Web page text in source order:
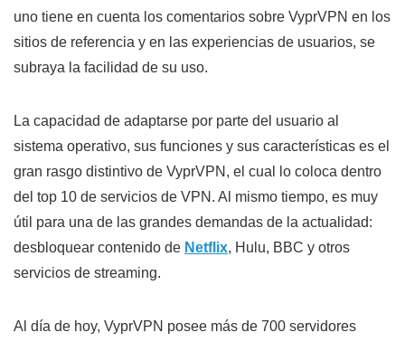
uno tiene en cuenta los comentarios sobre VyprVPN en los
sitios de referencia y en las experiencias de usuarios, se
subraya la facilidad de su uso.
La capacidad de adaptarse por parte del usuario al
sistema operativo, sus funciones y sus características es el
gran rasgo distintivo de VyprVPN, el cual lo coloca dentro
del top 10 de servicios de VPN. Al mismo tiempo, es muy
útil para una de las grandes demandas de la actualidad:
desbloquear contenido de Netflix, Hulu, BBC y otros
servicios de streaming.
Al día de hoy, VyprVPN posee más de 700 servidores